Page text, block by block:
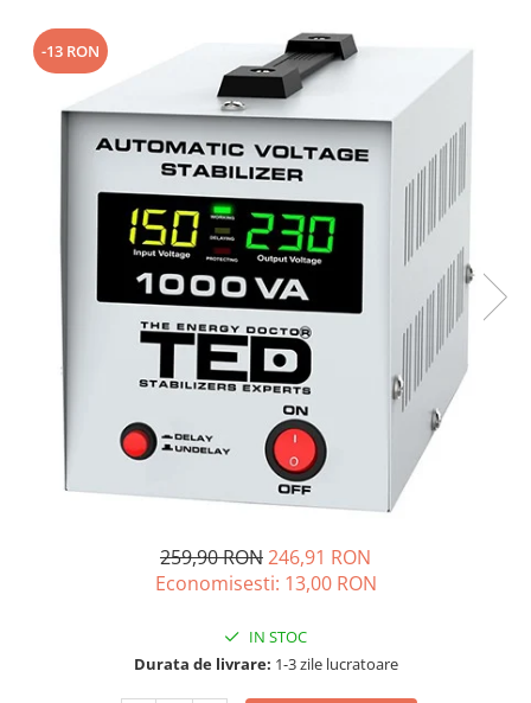
Cauta dupa marca
Bluetti
EcoFlow
Vezi toate statiile
Accesorii Statii de Alimentare
Kituri Generatoare Solare
Cauta dupa capacitate
Pana in 1000W
Intre 1000-2000W
Intre 2000-3000W
Cauta dupa marca
-13 RON
259,90 RON246,91 RON
Economisesti: 13,00 RON
IN STOC
Durata de livrare: 1-3 zile lucratoare